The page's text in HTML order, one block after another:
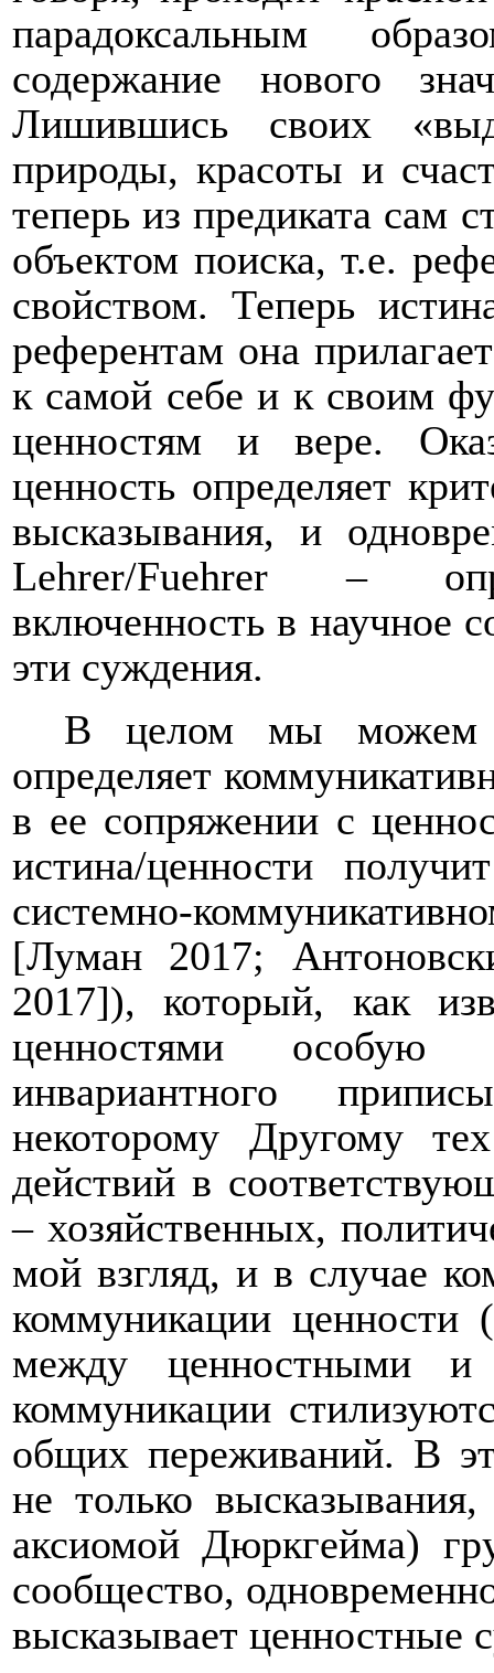
парадоксальным
содержание нового
Лишившись своих
природы, красоты и
теперь из предиката сам
объектом поиска, т.е.
свойством. Теперь
референтам она
к самой себе и к своим
ценностям и вере.
ценность определяет
высказывания, и
Lehrer/Fuehrer –
включенность в научное
эти суждения.
В целом мы можем
определяет
в ее сопряжении с
истина/ценности
системно-
[Луман 2017;
2017]), который, как
ценностями особую
инвариантного
некоторому Другому
действий в
– хозяйственных,
мой взгляд, и в случае
коммуникации ценности
между ценностными и
коммуникации
общих переживаний. В
не только
аксиомой Дюркгейма)
сообщество,
высказывает ценностные